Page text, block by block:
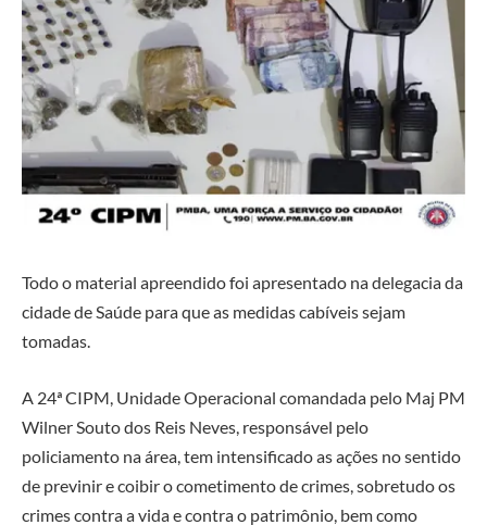
Todo o material apreendido foi apresentado na delegacia da
cidade de Saúde para que as medidas cabíveis sejam
tomadas.
A 24ª CIPM, Unidade Operacional comandada pelo Maj PM
Wilner Souto dos Reis Neves, responsável pelo
policiamento na área, tem intensificado as ações no sentido
de previnir e coibir o cometimento de crimes, sobretudo os
crimes contra a vida e contra o patrimônio, bem como